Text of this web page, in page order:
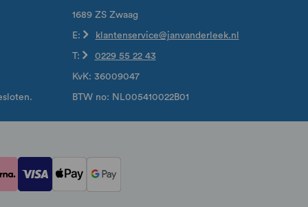
1689 ZS Zwaag
E: klantenservice@janvanderleek.nl
T: 0229 55 22 43
KvK: 36009047
BTW no: NL005410022B01